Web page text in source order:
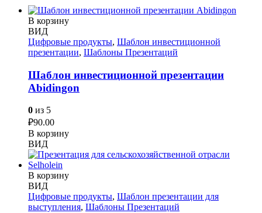
В корзину
ВИД
Цифровые продукты, Шаблон инвестиционной
презентации, Шаблоны Презентаций
Шаблон инвестиционной презентации
Abidingon
0 из 5
₽90.00
В корзину
ВИД
В корзину
ВИД
Цифровые продукты, Шаблон презентации для
выступления, Шаблоны Презентаций